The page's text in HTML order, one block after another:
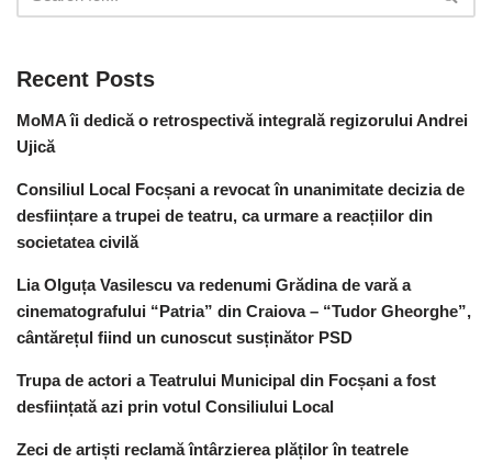
Recent Posts
MoMA îi dedică o retrospectivă integrală regizorului Andrei
Ujică
Consiliul Local Focșani a revocat în unanimitate decizia de
desființare a trupei de teatru, ca urmare a reacțiilor din
societatea civilă
Lia Olguța Vasilescu va redenumi Grădina de vară a
cinematografului “Patria” din Craiova – “Tudor Gheorghe”,
cântărețul fiind un cunoscut susținător PSD
Trupa de actori a Teatrului Municipal din Focșani a fost
desființată azi prin votul Consiliului Local
Zeci de artiști reclamă întârzierea plăților în teatrele